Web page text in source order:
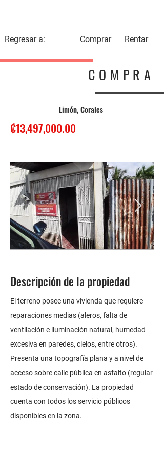
Regresar a: Comprar Rentar
COMPRA
Limón, Corales
₡13,497,000.00
Descripción de la propiedad
El terreno posee una vivienda que requiere
reparaciones medias (aleros, falta de
ventilación e iluminación natural, humedad
excesiva en paredes, cielos, entre otros).
Presenta una topografía plana y a nivel de
acceso sobre calle pública en asfalto (regular
estado de conservación). La propiedad
cuenta con todos los servicio públicos
disponibles en la zona.